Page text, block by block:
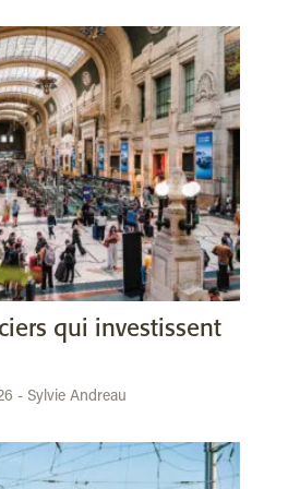
qui investissent
- Sylvie Andreau